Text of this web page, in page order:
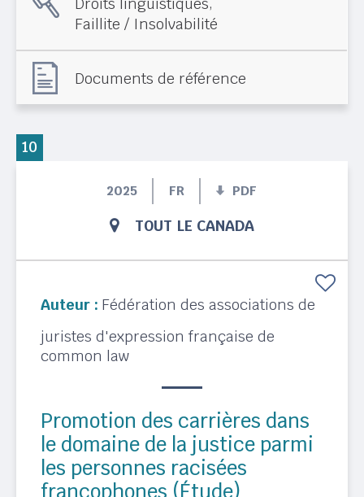
Faillite / Insolvabilité
Documents de référence
2025 FR PDF
TOUT LE CANADA
Auteur : Fédération des associations de
juristes d'expression française de
common law
Promotion des carrières dans
le domaine de la justice parmi
les personnes racisées
francophones (Étude)
10